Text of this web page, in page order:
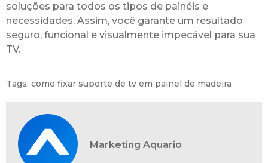
soluções para todos os tipos de painéis e
necessidades. Assim, você garante um resultado
seguro, funcional e visualmente impecável para sua
TV.
Tags: como fixar suporte de tv em painel de madeira
Marketing Aquario